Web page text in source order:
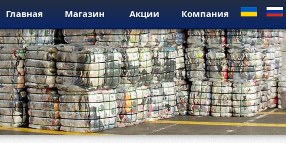
Главная Магазин Акции Компания